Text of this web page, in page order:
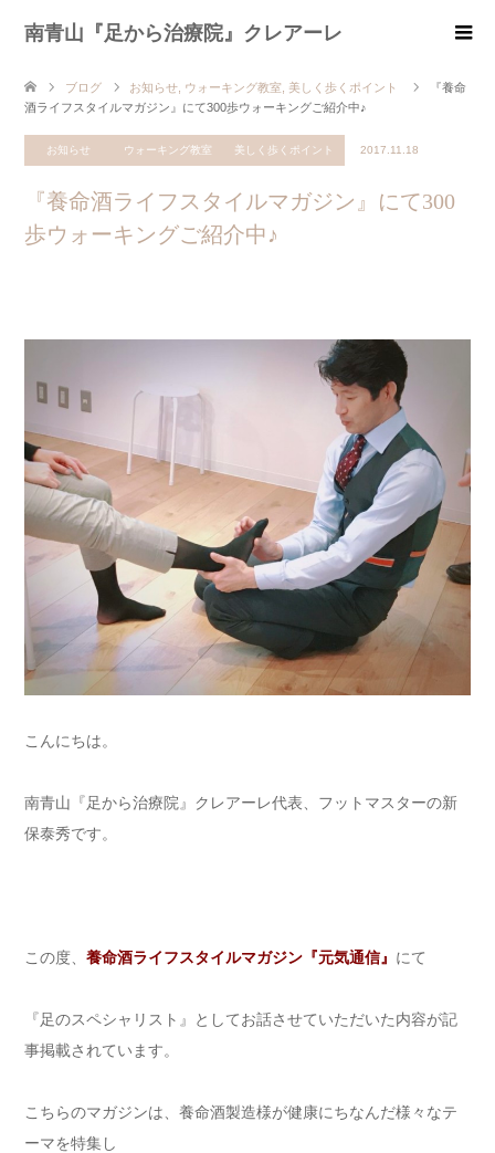
南青山『足から治療院』クレアーレ
ブログ お知らせ ウォーキング教室 美しく歩くポイント
『養命
酒ライフスタイルマガジン』にて300歩ウォーキングご紹介中♪
お知らせ ウォーキング教室 美しく歩くポイント 2017.11.18
『養命酒ライフスタイルマガジン』にて300
歩ウォーキングご紹介中♪
こんにちは。
南青山『足から治療院』クレアーレ代表、フットマスターの新
保泰秀です。
この度、 養命酒ライフスタイルマガジン『元気通信』 にて
『足のスペシャリスト』としてお話させていただいた内容が記
事掲載されています。
こちらのマガジンは、養命酒製造様が健康にちなんだ様々なテ
ーマを特集し